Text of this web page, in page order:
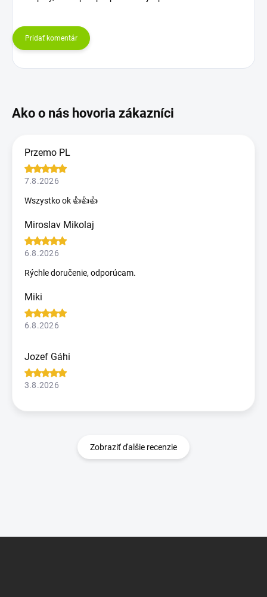
Pridať komentár
Przemo PL
7.8.2026
Wszystko ok 👍👍👍
Miroslav Mikolaj
6.8.2026
Rýchle doručenie, odporúcam.
Miki
6.8.2026
Jozef Gáhi
3.8.2026
Zobraziť ďalšie recenzie